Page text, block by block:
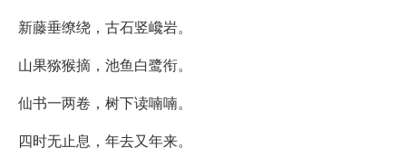
新藤垂缭绕，古石竖巉岩。
山果猕猴摘，池鱼白鹭衔。
仙书一两卷，树下读喃喃。
四时无止息，年去又年来。